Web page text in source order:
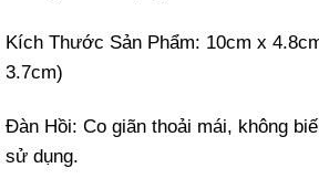
Kích Thước Sản Phẩm: 10cm x
3.7cm)
Đàn Hồi: Co giãn thoải mái, không
sử dụng.